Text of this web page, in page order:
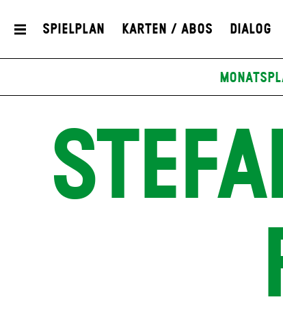
Spielplan Karten / Abos Dialog